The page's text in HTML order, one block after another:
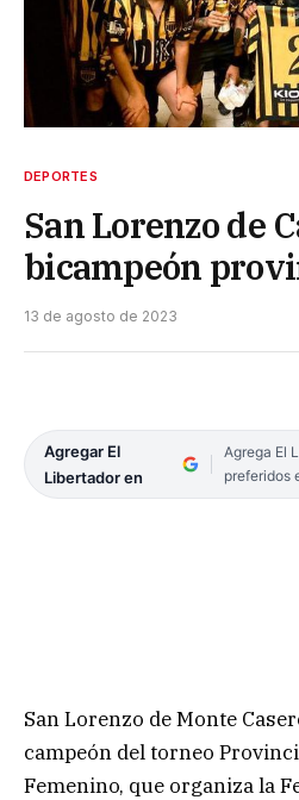
DEPORTES
San Lorenzo de
bicampeón
13 de agosto de 2023
Agregar El
Libertador en
Agrega El
preferidos
San Lorenzo de Monte
campeón del torneo
Femenino, que organiza la